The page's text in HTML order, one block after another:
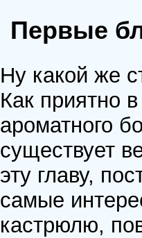
Первые
Ну какой же
Как приятно
ароматного
существует
эту главу,
самые
кастрюлю,